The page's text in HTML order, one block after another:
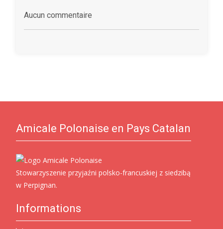
Aucun commentaire
Amicale Polonaise en Pays Catalan
Stowarzyszenie przyjaźni polsko-francuskiej z siedzibą
w Perpignan.
Informations